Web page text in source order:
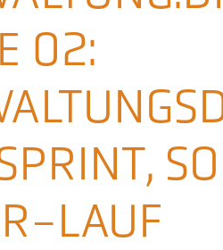
02:
LAUF